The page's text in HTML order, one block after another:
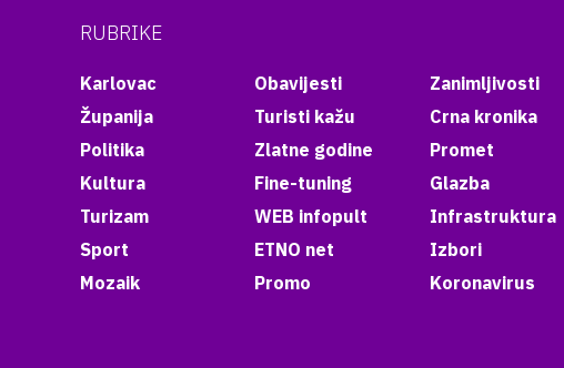
RUBRIKE
Karlovac
Županija
Politika
Kultura
Turizam
Sport
Mozaik
Obavijesti
Turisti kažu
Zlatne godine
Fine-tuning
WEB infopult
ETNO net
Promo
Zanimljivosti
Crna kronika
Promet
Glazba
Infrastruktura
Izbori
Koronavirus